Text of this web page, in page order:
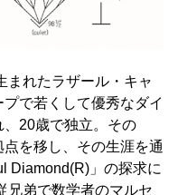
まれたラザール・キャ
で若くして優秀なダイ
20歳で独立。その
を移し、その生涯を通
Diamond(R)」の探求に
兄弟で数学者のマルセ